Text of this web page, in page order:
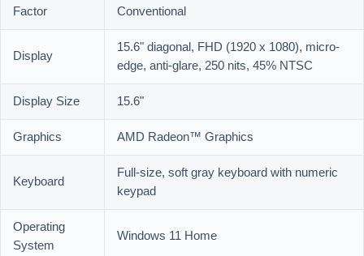
Factor
Conventional
Display
15.6" diagonal, FHD (1920 x 1080), micro-
edge, anti-glare, 250 nits, 45% NTSC
Display Size
15.6"
Graphics
AMD Radeon™ Graphics
Keyboard
Full-size, soft gray keyboard with numeric
keypad
Operating
System
Windows 11 Home